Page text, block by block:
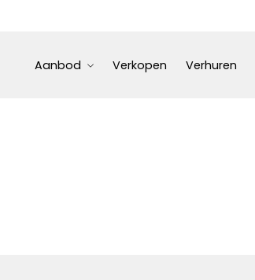
Aanbod Verkopen Verhuren